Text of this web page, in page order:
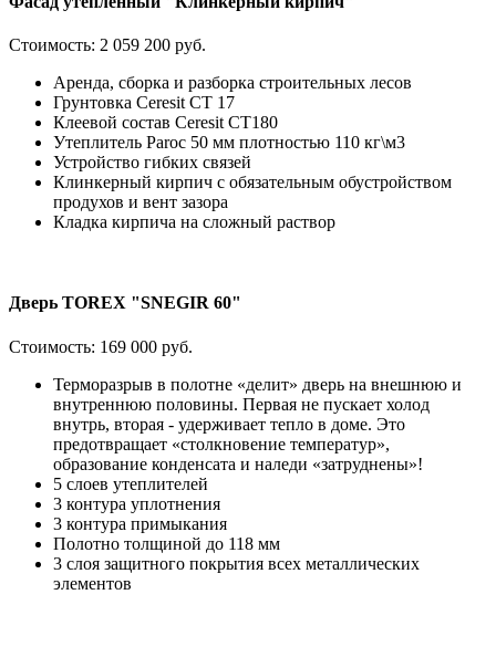
Стоимость: 2 059 200 руб.
Аренда, сборка и разборка строительных лесов
Грунтовка Ceresit CT 17
Клеевой состав Ceresit СТ180
Утеплитель Paroc 50 мм плотностью 110 кг\м3
Устройство гибких связей
Клинкерный кирпич с обязательным обустройством
продухов и вент зазора
Кладка кирпича на сложный раствор
Дверь TOREX "SNEGIR 60"
Стоимость: 169 000 руб.
Терморазрыв в полотне «делит» дверь на внешнюю и
внутреннюю половины. Первая не пускает холод
внутрь, вторая - удерживает тепло в доме. Это
предотвращает «столкновение температур»,
образование конденсата и наледи «затруднены»!
5 слоев утеплителей
3 контура уплотнения
3 контура примыкания
Полотно толщиной до 118 мм
3 слоя защитного покрытия всех металлических
элементов